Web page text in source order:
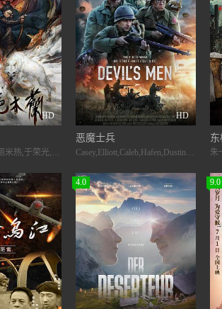
HD
杨宁,宗沐一,古丽米热,于荣光,杜玉明,何屹繁,高铭辰,米学东,张钧涵,童虎,李龙
HD
恶魔士兵
Casey,Elliott,Caleb,Hafen,Dustin,Harding,Gabe,Spencer,Emma,Andreasen,Moore
东
4.0 9.0